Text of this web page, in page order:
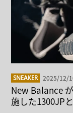
SNEAKER 2025/12/
New Balance
施した1300JP